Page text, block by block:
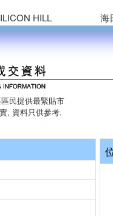
HILL 海
民提供最緊貼市
, 資料只供參考.